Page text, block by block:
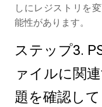
しにレジストリを
能性があります。
ステップ3.
ァイルに関
題を確認して